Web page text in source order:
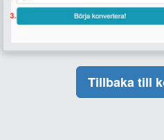
Tillbaka till